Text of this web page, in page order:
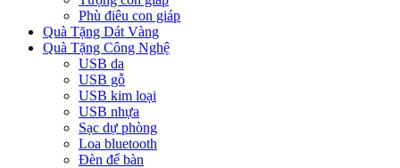
Phù điêu con giáp
Quà Tặng Dát Vàng
Quà Tặng Công Nghệ
USB da
USB gỗ
USB kim loại
USB nhựa
Sạc dự phòng
Loa bluetooth
Đèn để bàn